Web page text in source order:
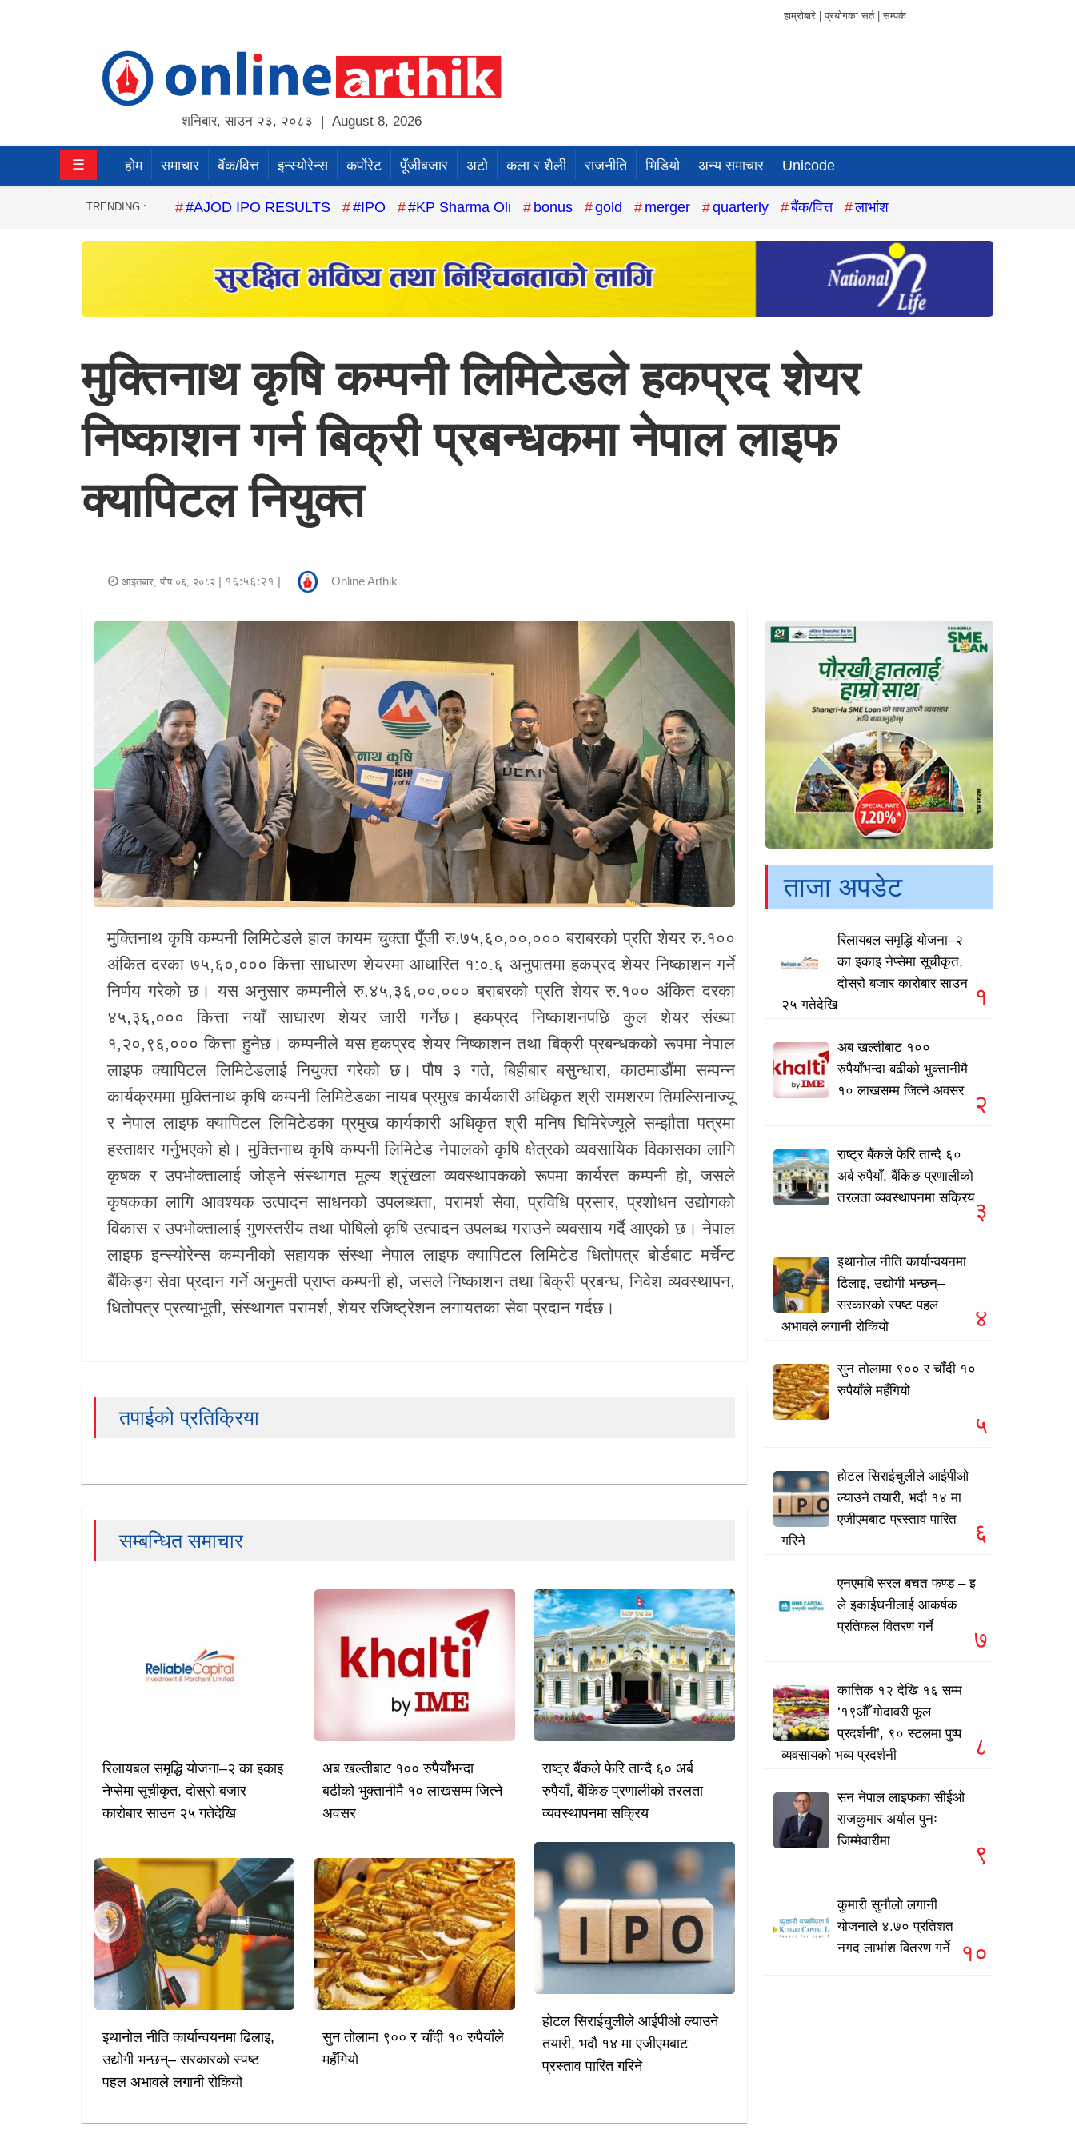
हाम्रोबारे | प्रयोगका सर्त | सम्पर्क
शनिबार,साउन २३, २०८३ | August 8, 2026
बैंक/
☰ होम समाचार बैंक/वित्त इन्स्योरेन्स कर्पाेरेट पूँजीबजार अटो कला र शैली राजनीति भिडियो अन्य समाचार Unicode
TRENDING : #AJOD IPO RESULTS #IPO #KP Sharma Oli bonus gold merger quarterly बैंक/वित्त लाभांश
मुक्तिनाथ कृषि कम्पनी लिमिटेडले हकप्रद शेयर
निष्काशन गर्न बिक्री प्रबन्धकमा नेपाल लाइफ
क्यापिटल नियुक्त
आइतबार, पौष ०६, २०८२ | १६:५६:२१ | Online Arthik
मुक्तिनाथ कृषि कम्पनी लिमिटेडले हाल कायम चुक्ता पूँजी रु.७५,६०,००,००० बराबरको प्रति शेयर रु.१००
अंकित दरका ७५,६०,००० कित्ता साधारण शेयरमा आधारित १:०.६ अनुपातमा हकप्रद शेयर निष्काशन गर्ने
निर्णय गरेको छ। यस अनुसार कम्पनीले रु.४५,३६,००,००० बराबरको प्रति शेयर रु.१०० अंकित दरका
४५,३६,००० कित्ता नयाँ साधारण शेयर जारी गर्नेछ। हकप्रद निष्काशनपछि कुल शेयर संख्या
१,२०,९६,००० कित्ता हुनेछ। कम्पनीले यस हकप्रद शेयर निष्काशन तथा बिक्री प्रबन्धकको रूपमा नेपाल
लाइफ क्यापिटल लिमिटेडलाई नियुक्त गरेको छ। पौष ३ गते, बिहीबार बसुन्धारा, काठमाडौंमा सम्पन्न
कार्यक्रममा मुक्तिनाथ कृषि कम्पनी लिमिटेडका नायब प्रमुख कार्यकारी अधिकृत श्री रामशरण तिमल्सिनाज्यू
र नेपाल लाइफ क्यापिटल लिमिटेडका प्रमुख कार्यकारी अधिकृत श्री मनिष घिमिरेज्यूले सम्झौता पत्रमा
हस्ताक्षर गर्नुभएको हो। मुक्तिनाथ कृषि कम्पनी लिमिटेड नेपालको कृषि क्षेत्रको व्यवसायिक विकासका लागि
कृषक र उपभोक्तालाई जोड्ने संस्थागत मूल्य श्रृंखला व्यवस्थापकको रूपमा कार्यरत कम्पनी हो, जसले
कृषकका लागि आवश्यक उत्पादन साधनको उपलब्धता, परामर्श सेवा, प्रविधि प्रसार, प्रशोधन उद्योगको
विकास र उपभोक्तालाई गुणस्तरीय तथा पोषिलो कृषि उत्पादन उपलब्ध गराउने व्यवसाय गर्दै आएको छ। नेपाल
लाइफ इन्स्योरेन्स कम्पनीको सहायक संस्था नेपाल लाइफ क्यापिटल लिमिटेड धितोपत्र बोर्डबाट मर्चेन्ट
बैंकिङ्ग सेवा प्रदान गर्ने अनुमती प्राप्त कम्पनी हो, जसले निष्काशन तथा बिक्री प्रबन्ध, निवेश व्यवस्थापन,
धितोपत्र प्रत्याभूती, संस्थागत परामर्श, शेयर रजिष्ट्रेशन लगायतका सेवा प्रदान गर्दछ।
तपाईको प्रतिक्रिया
सम्बन्धित समाचार
रिलायबल समृद्धि योजना–२ का इकाइ
नेप्सेमा सूचीकृत, दोस्रो बजार
कारोबार साउन २५ गतेदेखि
अब खल्तीबाट १०० रुपैयाँभन्दा
बढीको भुक्तानीमै १० लाखसम्म जित्ने
अवसर
राष्ट्र बैंकले फेरि तान्दै ६० अर्ब
रुपैयाँ, बैंकिङ प्रणालीको तरलता
व्यवस्थापनमा सक्रिय
इथानोल नीति कार्यान्वयनमा ढिलाइ,
उद्योगी भन्छन्– सरकारको स्पष्ट
पहल अभावले लगानी रोकियो
सुन तोलामा ९०० र चाँदी १० रुपैयाँले
महँगियो
होटल सिराईचुलीले आईपीओ ल्याउने
तयारी, भदौ १४ मा एजीएमबाट
प्रस्ताव पारित गरिने
ताजा अपडेट
रिलायबल समृद्धि योजना–२
का इकाइ नेप्सेमा सूचीकृत,
दोस्रो बजार कारोबार साउन
२५ गतेदेखि
१
अब खल्तीबाट १००
रुपैयाँभन्दा बढीको भुक्तानीमै
१० लाखसम्म जित्ने अवसर
२
राष्ट्र बैंकले फेरि तान्दै ६०
अर्ब रुपैयाँ, बैंकिङ प्रणालीको
तरलता व्यवस्थापनमा सक्रिय३
इथानोल नीति कार्यान्वयनमा
ढिलाइ, उद्योगी भन्छन्–
सरकारको स्पष्ट पहल
अभावले लगानी रोकियो
४
सुन तोलामा ९०० र चाँदी १०
रुपैयाँले महँगियो
५
होटल सिराईचुलीले आईपीओ
ल्याउने तयारी, भदौ १४ मा
एजीएमबाट प्रस्ताव पारित
गरिने
६
एनएमबि सरल बचत फण्ड – इ
ले इकाईधनीलाई आकर्षक
प्रतिफल वितरण गर्ने
७
कात्तिक १२ देखि १६ सम्म
‘१९औँ गोदावरी फूल
प्रदर्शनी’, ९० स्टलमा पुष्प
व्यवसायको भव्य प्रदर्शनी
८
सन नेपाल लाइफका सीईओ
राजकुमार अर्याल पुनः
जिम्मेवारीमा
९
कुमारी सुनौलो लगानी
योजनाले ४.७० प्रतिशत
नगद लाभांश वितरण गर्ने
१०